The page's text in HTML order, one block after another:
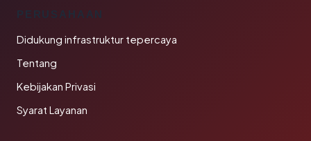
PERUSAHAAN
Didukung infrastruktur tepercaya
Tentang
Kebijakan Privasi
Syarat Layanan